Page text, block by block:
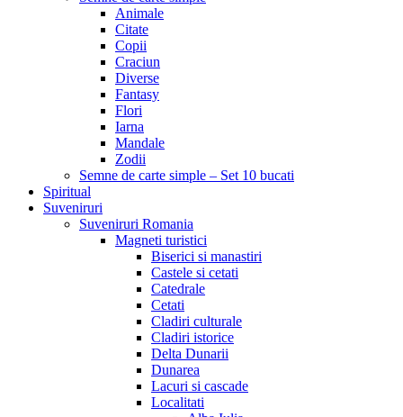
Animale
Citate
Copii
Craciun
Diverse
Fantasy
Flori
Iarna
Mandale
Zodii
Semne de carte simple – Set 10 bucati
Spiritual
Suveniruri
Suveniruri Romania
Magneti turistici
Biserici si manastiri
Castele si cetati
Catedrale
Cetati
Cladiri culturale
Cladiri istorice
Delta Dunarii
Dunarea
Lacuri si cascade
Localitati